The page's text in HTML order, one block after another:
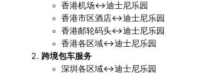
香港机场↔迪士尼乐园
香港市区酒店↔迪士尼乐园
香港邮轮码头↔迪士尼乐园
香港各区域↔迪士尼乐园
跨境包车服务
深圳各区域↔迪士尼乐园